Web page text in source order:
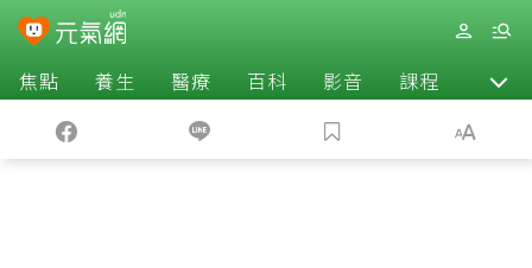
焦點 養生 醫療 百科 影音 課程 退休